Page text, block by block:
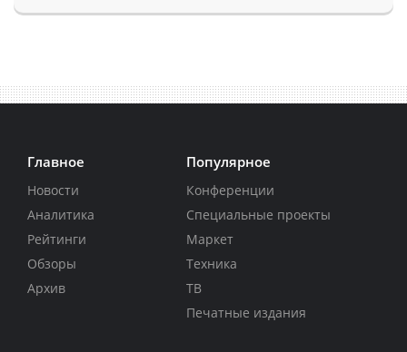
Главное
Новости
Аналитика
Рейтинги
Обзоры
Архив
Популярное
Конференции
Специальные проекты
Маркет
Техника
ТВ
Печатные издания